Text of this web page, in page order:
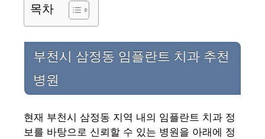
목차
부천시 삼정동 임플란트 치과 추천
병원
현재 부천시 삼정동 지역 내의 임플란트 치과 정
보를 바탕으로 신뢰할 수 있는 병원을 아래에 정